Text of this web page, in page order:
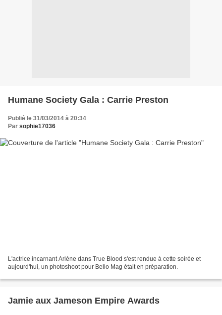
Humane Society Gala : Carrie Preston
Publié le 31/03/2014 à 20:34
Par sophie17036
L'actrice incarnant Arlène dans True Blood s'est rendue à cette soirée et
aujourd'hui, un photoshoot pour Bello Mag était en préparation.
Jamie aux Jameson Empire Awards